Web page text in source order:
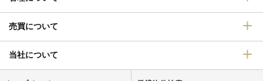
売買について
当社について